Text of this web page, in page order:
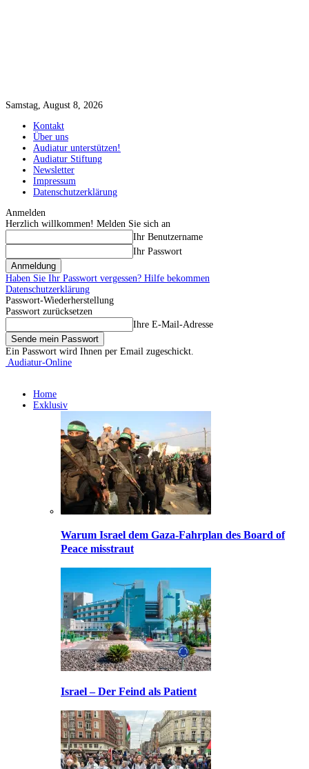
Samstag, August 8, 2026
Kontakt
Über uns
Audiatur unterstützen!
Audiatur Stiftung
Newsletter
Impressum
Datenschutzerklärung
Anmelden
Herzlich willkommen! Melden Sie sich an
Ihr Benutzername
Ihr Passwort
Haben Sie Ihr Passwort vergessen? Hilfe bekommen
Datenschutzerklärung
Passwort-Wiederherstellung
Passwort zurücksetzen
Ihre E-Mail-Adresse
Ein Passwort wird Ihnen per Email zugeschickt.
Audiatur-Online
Home
Exklusiv
Warum Israel dem Gaza-Fahrplan des Board of
Peace misstraut
Israel – Der Feind als Patient